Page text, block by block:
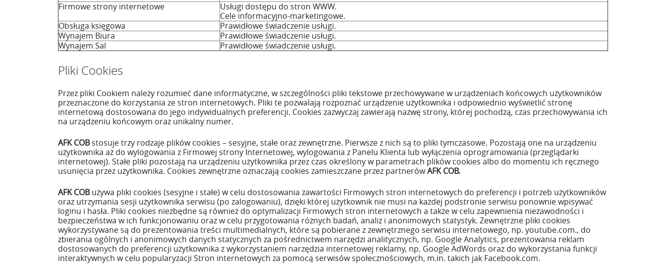
Firmowe strony internetowe
Usługi dostępu do stron WWW.
Cele informacyjno-marketingowe.
Obsługa księgowa
Prawidłowe świadczenie usługi.
Wynajem Biura
Prawidłowe świadczenie usługi.
Wynajem Sal
Prawidłowe świadczenie usługi.
Pliki Cookies
Przez pliki Cookiem należy rozumieć dane informatyczne, w szczególności pliki tekstowe przechowywane w urządzeniach końcowych użytkowników
przeznaczone do korzystania ze stron internetowych. Pliki te pozwalają rozpoznać urządzenie użytkownika i odpowiednio wyświetlić stronę
internetową dostosowana do jego indywidualnych preferencji. Cookies zazwyczaj zawierają nazwę strony, której pochodzą, czas przechowywania ich
na urządzeniu końcowym oraz unikalny numer.
AFK COBstosuje trzy rodzaje plików cookies – sesyjne, stałe oraz zewnętrzne. Pierwsze z nich są to pliki tymczasowe. Pozostają one na urządzeniu
użytkownika aż do wylogowania z Firmowej strony Internetowej, wylogowania z Panelu Klienta lub wyłączenia oprogramowania (przeglądarki
internetowej). Stałe pliki pozostają na urządzeniu użytkownika przez czas określony w parametrach plików cookies albo do momentu ich ręcznego
usunięcia przez użytkownika. Cookies zewnętrzne oznaczają cookies zamieszczane przez partnerówAFK COB.
AFK COBużywa pliki cookies (sesyjne i stałe) w celu dostosowania zawartości Firmowych stron internetowych do preferencji i potrzeb użytkowników
oraz utrzymania sesji użytkownika serwisu (po zalogowaniu), dzięki której użytkownik nie musi na każdej podstronie serwisu ponownie wpisywać
loginu i hasła. Pliki cookies niezbędne są również do optymalizacji Firmowych stron internetowych a także w celu zapewnienia niezawodności i
bezpieczeństwa w ich funkcjonowaniu oraz w celu przygotowania różnych badań, analiz i anonimowych statystyk. Zewnętrzne pliki cookies
wykorzystywane są do prezentowania treści multimedialnych, które są pobierane z zewnętrznego serwisu internetowego, np. youtube.com., do
zbierania ogólnych i anonimowych danych statycznych za pośrednictwem narzędzi analitycznych, np. Google Analytics, prezentowania reklam
dostosowanych do preferencji użytkownika z wykorzystaniem narzędzia internetowej reklamy, np. Google AdWords oraz do wykorzystania funkcji
interaktywnych w celu popularyzacji Stron internetowych za pomocą serwisów społecznościowych, m.in. takich jak Facebook.com.